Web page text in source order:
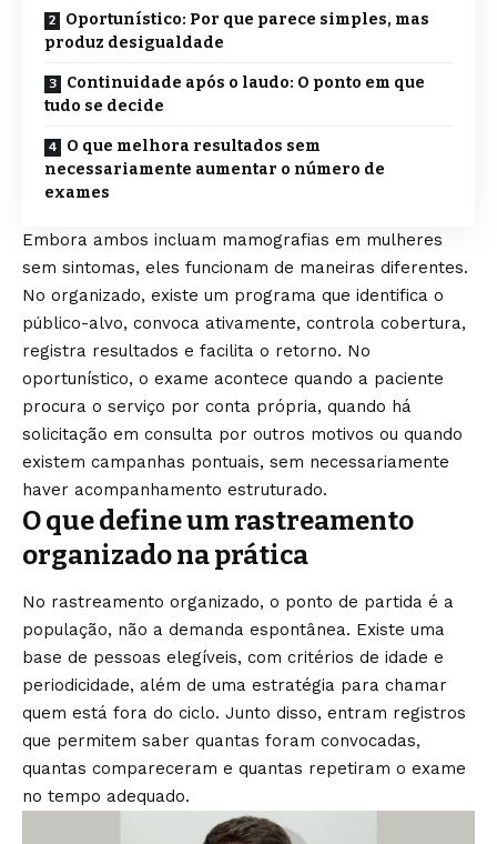
Oportunístico: Por que parece simples, mas
produz desigualdade
Continuidade após o laudo: O ponto em que
tudo se decide
O que melhora resultados sem
necessariamente aumentar o número de
exames
Embora ambos incluam mamografias em mulheres
sem sintomas, eles funcionam de maneiras diferentes.
No organizado, existe um programa que identifica o
público-alvo, convoca ativamente, controla cobertura,
registra resultados e facilita o retorno. No
oportunístico, o exame acontece quando a paciente
procura o serviço por conta própria, quando há
solicitação em consulta por outros motivos ou quando
existem campanhas pontuais, sem necessariamente
haver acompanhamento estruturado.
O que define um rastreamento
organizado na prática
No rastreamento organizado, o ponto de partida é a
população, não a demanda espontânea. Existe uma
base de pessoas elegíveis, com critérios de idade e
periodicidade, além de uma estratégia para chamar
quem está fora do ciclo. Junto disso, entram registros
que permitem saber quantas foram convocadas,
quantas compareceram e quantas repetiram o exame
no tempo adequado.